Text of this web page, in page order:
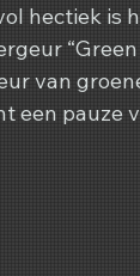
hectiek is
van
een pauze